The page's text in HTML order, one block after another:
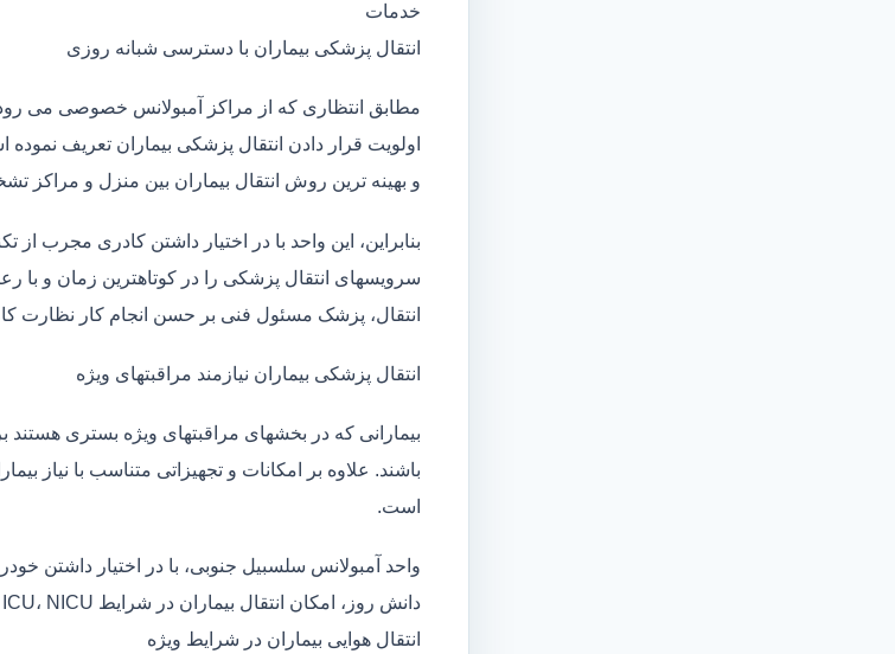
خدمات
انتقال پزشکی بیماران با دسترسی شبانه روزی
مطابق انتظاری که از مراکز آمبولانس خصوصی می
اولویت قرار دادن انتقال پزشکی بیماران تعریف
و بهینه ترین روش انتقال بیماران بین منزل و
بنابراین، این واحد با در اختیار داشتن کادری مجرب
سرویسهای انتقال پزشکی را در کوتاهترین زمان و با
انتقال، پزشک مسئول فنی بر حسن انجام کار نظارت
انتقال پزشکی بیماران نیازمند مراقبتهای ویژه
بیمارانی که در بخشهای مراقبتهای ویژه بستری هستند
باشند. علاوه بر امکانات و تجهیزاتی متناسب با نیاز
است.
واحد آمبولانس سلسبیل جنوبی، با در اختیار داشتن
دانش روز، امکان انتقال بیماران در شرایط CCU، ICU، NICU و PICU را دارد.
انتقال هوایی بیماران در شرایط ویژه